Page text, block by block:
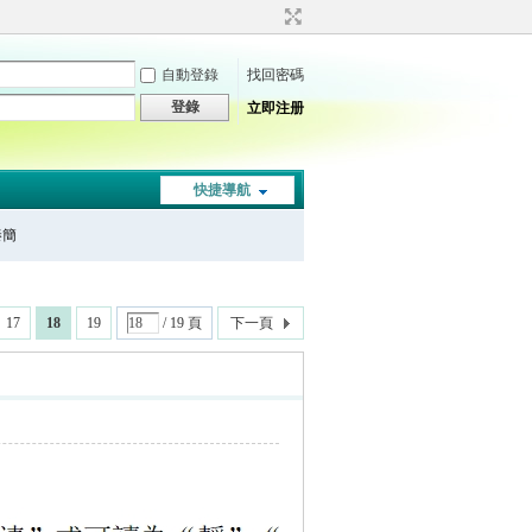
自動登錄
找回密碼
登錄
立即注册
快捷導航
17 18 19 / 19 頁 下一頁